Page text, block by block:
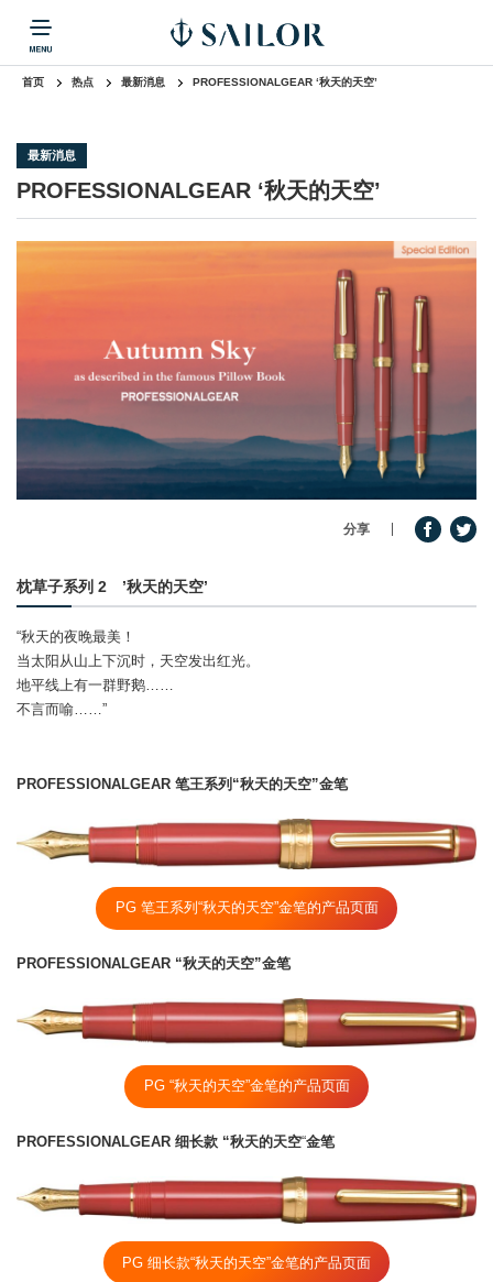
钢笔
圆珠笔
多功能笔
其他
公司信息
热门点击
首页 热点 最新消息 PROFESSIONALGEAR ‘秋天的天空’
最新消息
PROFESSIONALGEAR ‘秋天的天空’
分享
枕草子系列 2 ’秋天的天空’
“秋天的夜晚最美！
当太阳从山上下沉时，天空发出红光。
地平线上有一群野鹅……
不言而喻……”
PROFESSIONALGEAR 笔王系列“秋天的天空”金笔
PG 笔王系列“秋天的天空”金笔的产品页面
PROFESSIONALGEAR “秋天的天空”金笔
PG “秋天的天空”金笔的产品页面
PROFESSIONALGEAR 细长款 “秋天的天空“金笔
PG 细长款“秋天的天空”金笔的产品页面